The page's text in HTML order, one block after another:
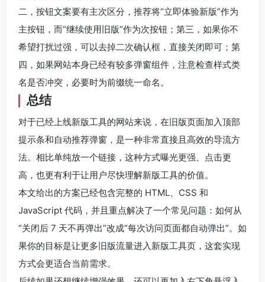
二，按钮文案要有主次区分，推荐将“立即体验新版”作为
主按钮，而“继续使用旧版”作为次按钮；第三，如果你不
希望打扰过强，可以去掉二次确认框，直接关闭即可；第
四，如果网站本身已经有较多弹窗组件，注意检查样式类
名是否冲突，必要时为前缀统一命名。
总结
对于已经上线新版工具的网站来说，在旧版页面加入顶部
提示条和自动推荐弹窗，是一种非常直接且高效的导流方
法。相比单纯放一个链接，这种方式曝光更强、点击更
高，也更有利于让用户尽快理解新版工具的价值。
本文给出的方案已经包含完整的 HTML、CSS 和
JavaScript 代码，并且重点解决了一个常见问题：如何从
“关闭后 7 天不再弹出”改成“每次访问页面都自动弹出”。如
果你的目标是让更多旧版流量进入新版工具页，这套实现
方式会更适合当前需求。